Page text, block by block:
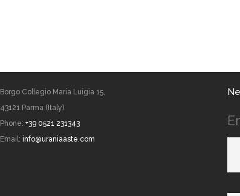
Borgo Collegio Maria Luigia 15,
43121 Parma (Italy)
Phone: +39 0521 231343
Email: info@uraniaaste.com